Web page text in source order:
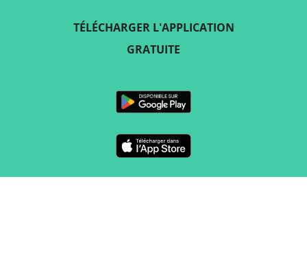
TÉLÉCHARGER L'APPLICATION
GRATUITE